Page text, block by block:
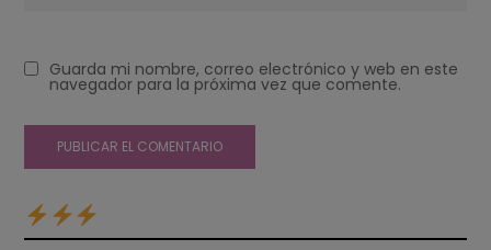
Guarda mi nombre, correo electrónico y web en este
navegador para la próxima vez que comente.